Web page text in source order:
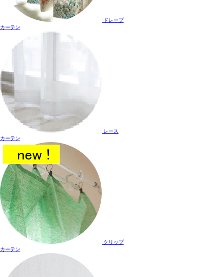
ドレープ
カーテン
レース
カーテン
クリップ
カーテン